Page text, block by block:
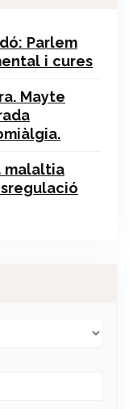
Parlem
i cures
Mayte
malaltia